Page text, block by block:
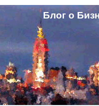
Блог о